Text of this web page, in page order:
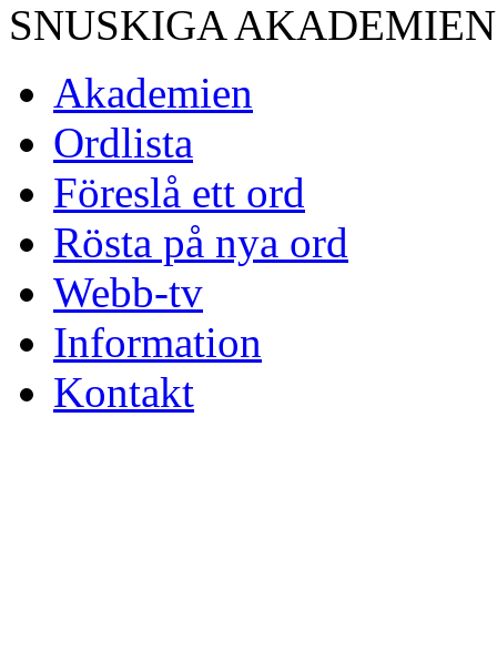
SNUSKIGA AKADEMIEN
Akademien
Ordlista
Föreslå ett ord
Rösta på nya ord
Webb-tv
Information
Kontakt